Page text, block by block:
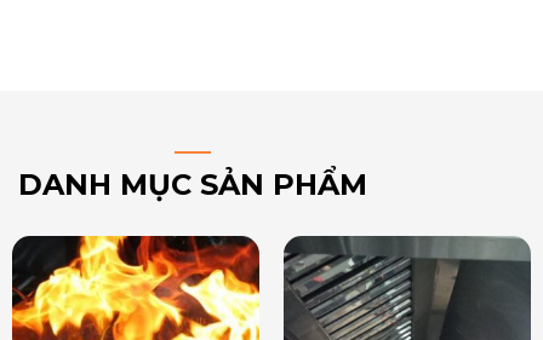
DANH MỤC SẢN PHẨM